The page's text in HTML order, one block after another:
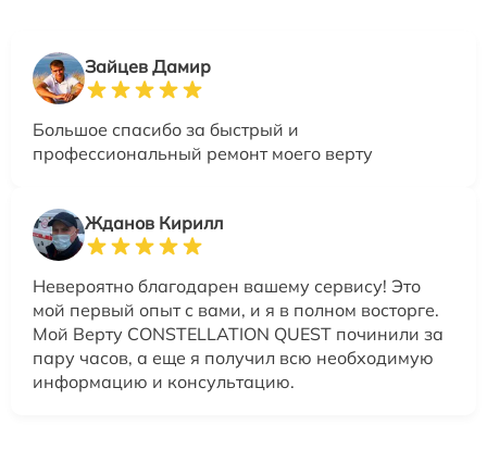
Зайцев Дамир
Большое спасибо за быстрый и
профессиональный ремонт моего верту
Жданов Кирилл
Невероятно благодарен вашему сервису! Это
мой первый опыт с вами, и я в полном восторге.
Мой Верту CONSTELLATION QUEST починили за
пару часов, а еще я получил всю необходимую
информацию и консультацию.